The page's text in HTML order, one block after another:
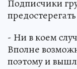
Подписчики
- Ни в коем
Вполне
поэтому и